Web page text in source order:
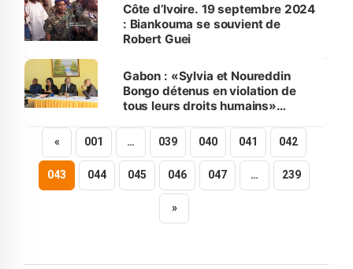
Côte d’Ivoire. 19 septembre 2024
: Biankouma se souvient de
Robert Guei
Gabon : «Sylvia et Noureddin
Bongo détenus en violation de
tous leurs droits humains»
« 001 … 039 040 041 042
043 044 045 046 047 … 239
»